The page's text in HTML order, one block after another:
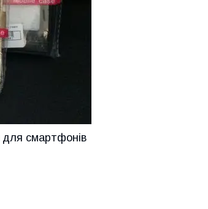
для смартфонів